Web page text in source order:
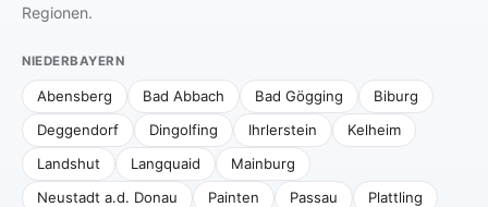
Regionen.
NIEDERBAYERN
Abensberg Bad Abbach Bad Gögging
Biburg
Deggendorf
Dingolfing Ihrlerstein
Kelheim
Landshut
Langquaid
Mainburg
Neustadt a.d. Donau
Painten Passau
Plattling